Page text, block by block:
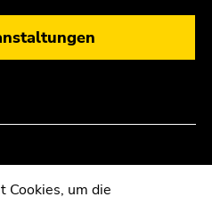
Cookies, um die